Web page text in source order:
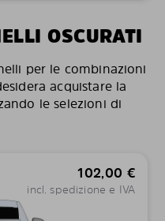
OSCURATI
per le combinazioni
acquistare la
le selezioni di
102,00 €
incl. spedizione e IVA